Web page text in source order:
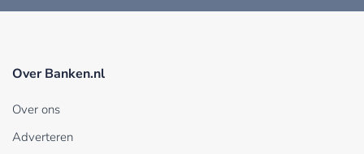
Over Banken.nl
Over ons
Adverteren